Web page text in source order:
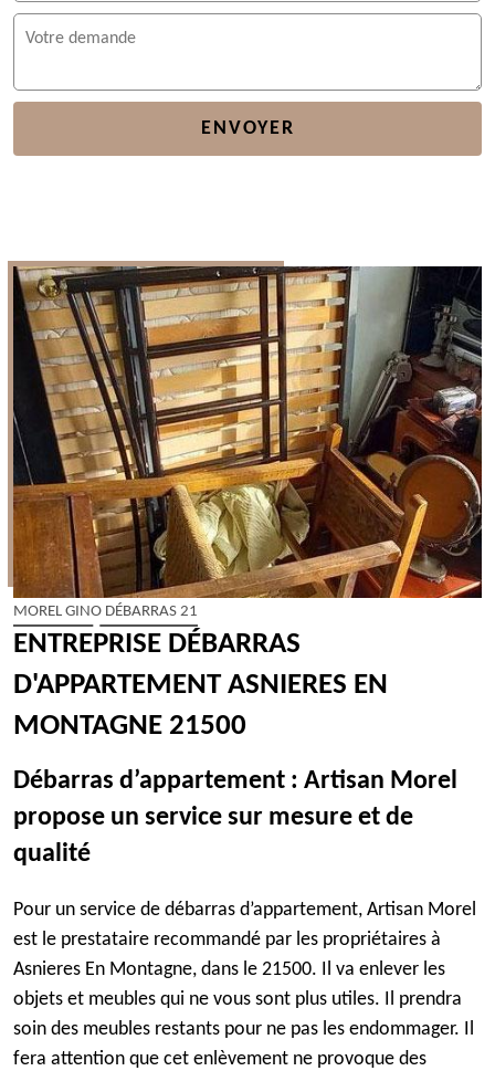
MOREL GINO DÉBARRAS 21
ENTREPRISE DÉBARRAS
D'APPARTEMENT ASNIERES EN
MONTAGNE 21500
Débarras d’appartement : Artisan Morel
propose un service sur mesure et de
qualité
Pour un service de débarras d’appartement, Artisan Morel
est le prestataire recommandé par les propriétaires à
Asnieres En Montagne, dans le 21500. Il va enlever les
objets et meubles qui ne vous sont plus utiles. Il prendra
soin des meubles restants pour ne pas les endommager. Il
fera attention que cet enlèvement ne provoque des